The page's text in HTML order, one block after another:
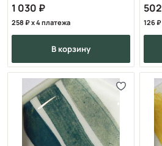
1 030
258 x 4 платежа
в корзину
502
126